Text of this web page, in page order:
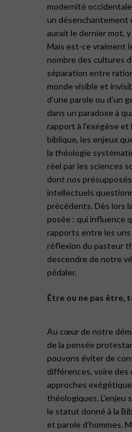
modernité
un désenchantement
aurait le dernier mot,
Mais est-ce vraiment
nombre des cultures
séparation entre
monde visible et
d’une parole ou d’un
dans un paradoxe à
rapport à l’exégèse
biblique, les enjeux
la théologie
réel par les sciences
dont nos
intellectuels
précédents. Dès lors
posée : qui influence
rapports entre les
réflexion du pasteur
descendre de notre
pédaler.
Être ou ne pas être,
Au cœur de notre
de la pensée
pouvons éviter de
différences, voire des
approches
théologiques. L’enjeu
le statut donné à la
et parole d’hommes.